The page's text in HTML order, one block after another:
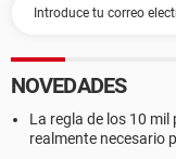
NOVEDADES
La regla de los 10
realmente necesario